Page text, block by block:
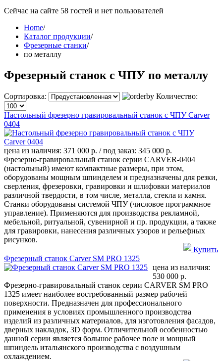
Сейчас на сайте 58 гостей и нет пользователей
Home/
Каталог продукции/
Фрезерные станки/
по металлу
Фрезерный станок с ЧПУ по металлу
Сортировка: Количество:
Настольный фрезерно гравировальный станок с ЧПУ Carver
0404
цена из наличия: 371 000 р. / под заказ: 345 000 р.
Фрезерно-гравировальный станок серии CARVER-0404
(настольный) имеют компактные размеры, при этом,
оборудованы мощным шпинделем и предназначены для резки,
сверления, фрезеровки, гравировки и шлифовки материалов
различной твердости, в том числе, металла, стекла и камня.
Станки оборудованы системой ЧПУ (числовое программное
управление). Применяются для производства рекламной,
мебельной, ритуальной, сувенирной и пр. продукции, а также
для гравировки, нанесения различных узоров и рельефных
рисунков.
Купить
Фрезерный станок Carver SM PRO 1325
цена из наличия:
530 000 р.
Фрезерно-гравировальный станок серии CARVER SM PRO
1325 имеет наиболее востребованный размер рабочей
поверхности. Предназначен для профессионального
применения в условиях промышленного производства
изделий из различных материалов, для изготовления фасадов,
дверных накладок, 3D форм. Отличительной особенностью
данной серии является большое рабочее поле и мощный
шпиндель итальянского производства с воздушным
охлаждением.